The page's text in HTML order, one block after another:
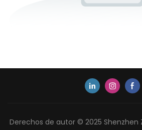
Derechos de autor © 2025 Shenzhen